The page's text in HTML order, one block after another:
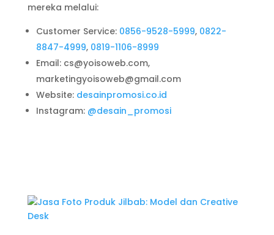
mereka melalui:
Customer Service: 0856-9528-5999, 0822-
8847-4999, 0819-1106-8999
Email: cs@yoisoweb.com,
marketingyoisoweb@gmail.com
Website: desainpromosi.co.id
Instagram: @desain_promosi